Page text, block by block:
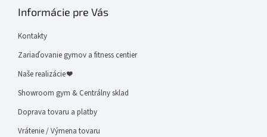
Informácie pre Vás
Kontakty
Zariaďovanie gymov a fitness centier
Naše realizácie ❤
Showroom gym & Centrálny sklad
Doprava tovaru a platby
Vrátenie / Výmena tovaru